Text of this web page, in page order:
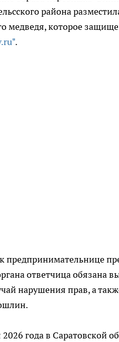
района
медведя, которое
.
предпринимательнице
ответчица обязана
нарушения прав, а
года в Саратовской